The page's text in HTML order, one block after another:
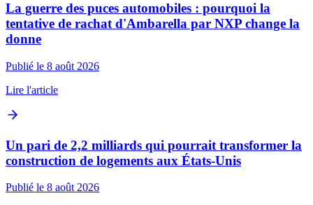
La guerre des puces automobiles : pourquoi la
tentative de rachat d'Ambarella par NXP change la
donne
Publié le 8 août 2026
Lire l'article
Un pari de 2,2 milliards qui pourrait transformer la
construction de logements aux États-Unis
Publié le 8 août 2026